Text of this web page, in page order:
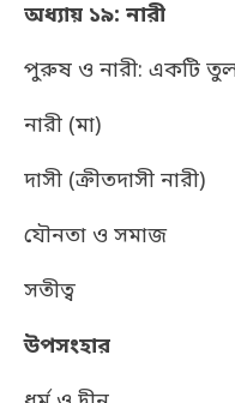
অধ্যায় ১৯: নারী
পুরুষ ও নারী: একটি
নারী (মা)
দাসী (ক্রীতদাসী নারী)
যৌনতা ও সমাজ
সতীত্ব
উপসংহার